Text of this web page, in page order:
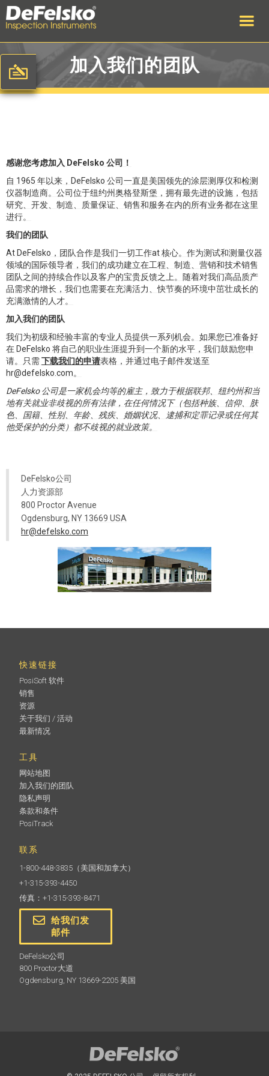
加入我们的团队
感谢您考虑加入 DeFelsko 公司！
自 1965 年以来，DeFelsko 公司一直是美国领先的涂层测厚仪和检测
仪器制造商。公司位于纽约州奥格登斯堡，拥有最先进的设施，包括
研究、开发、制造、质量保证、销售和服务在内的所有业务都在这里
进行。
我们的团队
At DeFelsko，团队合作是我们一切工作at 核心。作为测试和测量仪器
领域的国际领导者，我们的成功建立在工程、制造、营销和技术销售
团队之间的持续合作以及客户的宝贵反馈之上。随着对我们高品质产
品需求的增长，我们也需要在充满活力、快节奏的环境中茁壮成长的
充满激情的人才。
加入我们的团队
我们为初级和经验丰富的专业人员提供一系列机会。如果您已准备好
在 DeFelsko 将自己的职业生涯提升到一个新的水平，我们鼓励您申
请。只需下载我们的申请表格，并通过电子邮件发送至
hr@defelsko.com。
DeFelsko 公司是一家机会均等的雇主，致力于根据联邦、纽约州和当
地有关就业非歧视的所有法律，在任何情况下（包括种族、信仰、肤
色、国籍、性别、年龄、残疾、婚姻状况、逮捕和定罪记录或任何其
他受保护的分类）都不歧视的就业政策。
DeFelsko公司
人力资源部
800 Proctor Avenue
Ogdensburg, NY 13669 USA
hr@defelsko.com
快速链接
PosiSoft 软件
销售
资源
关于我们 / 活动
最新情况
工具
网站地图
加入我们的团队
隐私声明
条款和条件
PosiTrack
联系
1-800-448-3835 （美国和加拿大）
+1-315-393-4450
传真：+1-315-393-8471
给我们发
邮件
DeFelsko公司
800 Proctor大道
Ogdensburg, NY 13669-2205 美国